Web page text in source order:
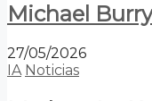
Michael
27/05/2026
IA Noticias